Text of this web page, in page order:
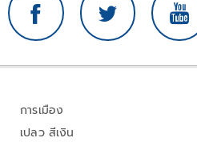
การเมือง
เปลว สีเงิน